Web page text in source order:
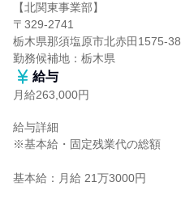
【北関東事業部】
〒329-2741
栃木県那須塩原市北赤田1575-38
勤務候補地：栃木県
給与
月給263,000円
給与詳細
※基本給・固定残業代の総額
基本給：月給 21万3000円